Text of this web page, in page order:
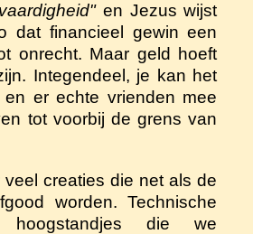
en Jezus wijst
dat financieel gewin een
onrecht. Maar geld hoeft
Integendeel, je kan het
er echte vrienden mee
tot voorbij de grens van
creaties die net als de
worden. Technische
hoogstandjes die we